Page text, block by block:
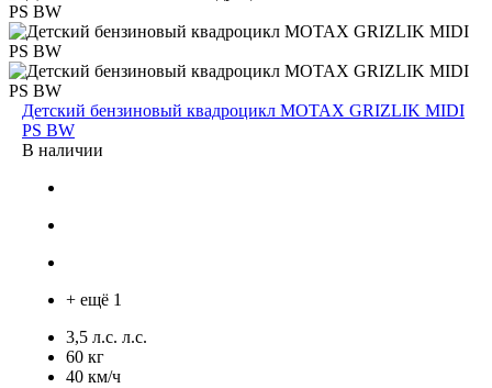
Детский бензиновый квадроцикл MOTAX GRIZLIK MIDI
PS BW
В наличии
+ ещё 1
3,5 л.с. л.с.
60 кг
40 км/ч